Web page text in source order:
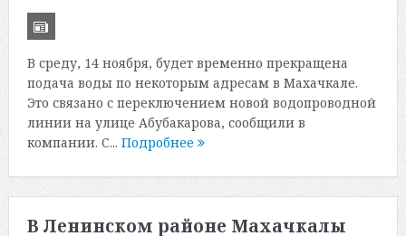
В среду, 14 ноября, будет временно прекращена
подача воды по некоторым адресам в Махачкале.
Это связано с переключением новой водопроводной
линии на улице Абубакарова, сообщили в
компании. С... Подробнее
В Ленинском районе Махачкалы